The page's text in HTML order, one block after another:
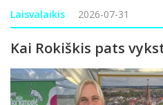
gali būti skiriama vidaus
gyventojų lūkesčiams. Silp
Laisvalaikis 2026-07-31
Kai Rokiškis pats